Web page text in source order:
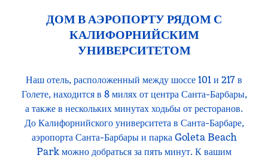
ДОМ В АЭРОПОРТУ РЯДОМ С
КАЛИФОРНИЙСКИМ
УНИВЕРСИТЕТОМ
Наш отель, расположенный между шоссе 101 и 217 в
Голете, находится в 8 милях от центра Санта-Барбары,
а также в нескольких минутах ходьбы от ресторанов.
До Калифорнийского университета в Санта-Барбаре,
аэропорта Санта-Барбары и парка Goleta Beach
Park можно добраться за пять минут. К вашим